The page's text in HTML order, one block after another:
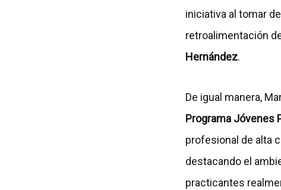
iniciativa al tomar
retroalimentación
Hernández.
De igual manera,
Programa Jóvenes
profesional de alta
destacando el
practicantes